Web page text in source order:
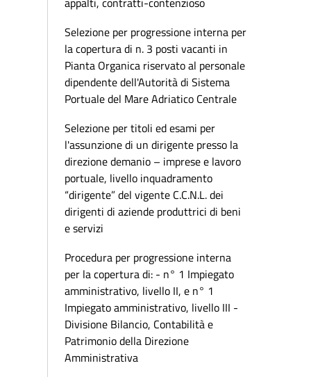
Selezione per progressione interna per
la copertura di n. 3 posti vacanti in
Pianta Organica riservato al personale
dipendente dell'Autorità di Sistema
Portuale del Mare Adriatico Centrale
Selezione per titoli ed esami per
l'assunzione di un dirigente presso la
direzione demanio – imprese e lavoro
portuale, livello inquadramento
“dirigente” del vigente C.C.N.L. dei
dirigenti di aziende produttrici di beni
e servizi
Procedura per progressione interna
per la copertura di: - n° 1 Impiegato
amministrativo, livello II, e n° 1
Impiegato amministrativo, livello III -
Divisione Bilancio, Contabilità e
Patrimonio della Direzione
Amministrativa